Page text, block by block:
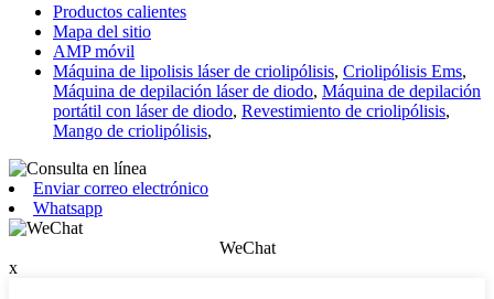
Productos calientes
Mapa del sitio
AMP móvil
Máquina de lipolisis láser de criolipólisis, Criolipólisis Ems,
Máquina de depilación láser de diodo, Máquina de depilación
portátil con láser de diodo, Revestimiento de criolipólisis,
Mango de criolipólisis,
Enviar correo electrónico
Whatsapp
WeChat
x